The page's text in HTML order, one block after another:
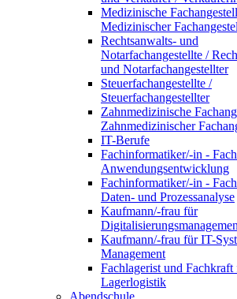
Medizinische
Medizinischer
Rechtsanwalts- und
Notarfachangestellte /
und Notarfachangestellter
Steuerfachangestellte /
Steuerfachangestellter
Zahnmedizinische
Zahnmedizinischer
IT-Berufe
Fachinformatiker/-in -
Anwendungsentwicklung
Fachinformatiker/-in -
Daten- und Prozessanalyse
Kaufmann/-frau für
Kaufmann/-frau für IT-
Management
Fachlagerist und Fachkraft
Lagerlogistik